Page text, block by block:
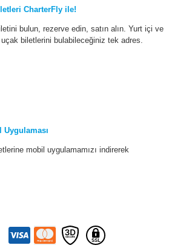
CharterFly ile!
bulun, rezerve edin, satın alın. Yurt içi ve
uçak biletlerini bulabileceğiniz tek adres.
mobil uygulamamızı indirerek